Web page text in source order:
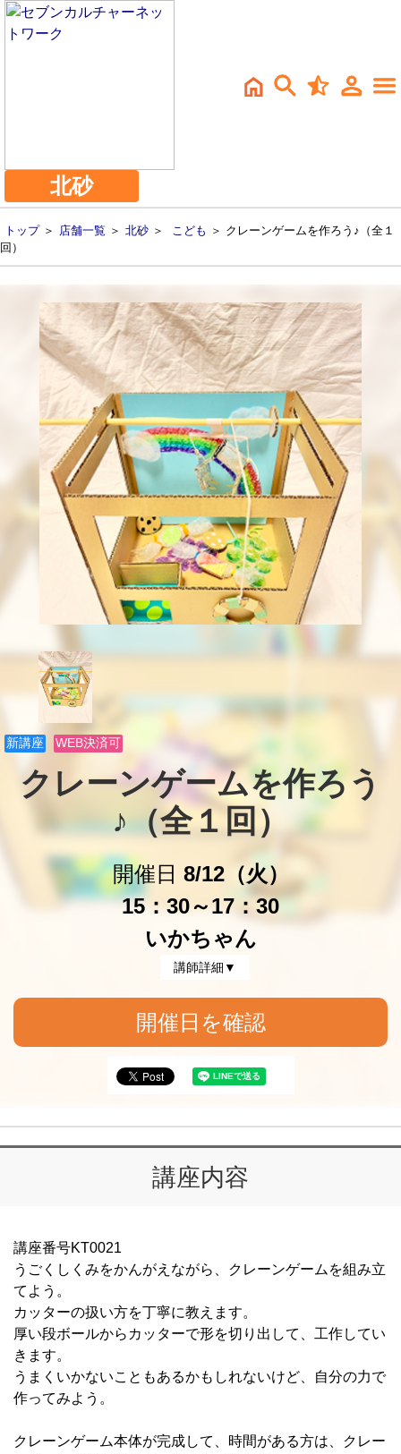
北砂
トップ＞ 店舗一覧 ＞ 北砂 ＞ こども ＞ クレーンゲームを作ろう♪（全１
回）
新講座 WEB決済可
クレーンゲームを作ろう
♪（全１回）
開催日 8/12（火）
15：30～17：30
いかちゃん
講師詳細▼
開催日を確認
講座内容
講座番号KT0021
うごくしくみをかんがえながら、クレーンゲームを組み立
てよう。
カッターの扱い方を丁寧に教えます。
厚い段ボールからカッターで形を切り出して、工作してい
きます。
うまくいかないこともあるかもしれないけど、自分の力で
作ってみよう。
クレーンゲーム本体が完成して、時間がある方は、クレー